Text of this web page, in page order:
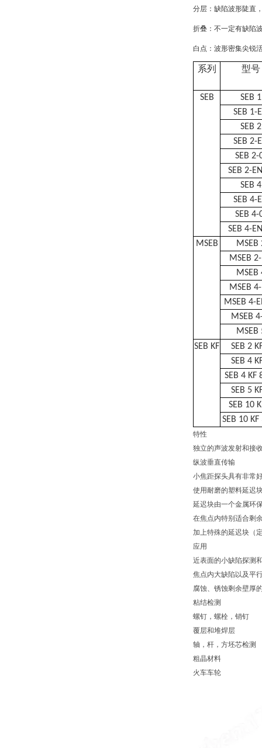
分层：缺陷波形陡直
折叠：不一定有缺陷
白点：波形密集尖锐
系列 型号
SEB
SEB 1
SEB 1-
SEB 2
SEB 2-
SEB 2-
SEB 2-
SEB 4
SEB 4-
SEB 4-
SEB 4-
MSEB
MSEB
MSEB
MSEB
MSEB
MSEB 4-
MSEB
MSEB
SEB KF
SEB 2
SEB 4
SEB 4 KF
SEB 5
SEB 10
SEB 10 KF
特性
独立的声波发射和接
纵波垂直传输
小焦距探头具有非常
使用耐磨的塑料延迟
延迟块由一个金属环
在焦点内特别适合剩
加上特殊的延迟块（
应用
近表面的小缺陷探测
焦点内大缺陷以及平
腐蚀、锈蚀剩余壁厚
粘结检测
螺钉，螺栓，销钉
覆层和堆焊层
轴，杆，方坯芯检测
粗晶材料
火车车轮